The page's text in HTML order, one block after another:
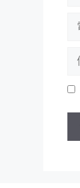
址
網
網